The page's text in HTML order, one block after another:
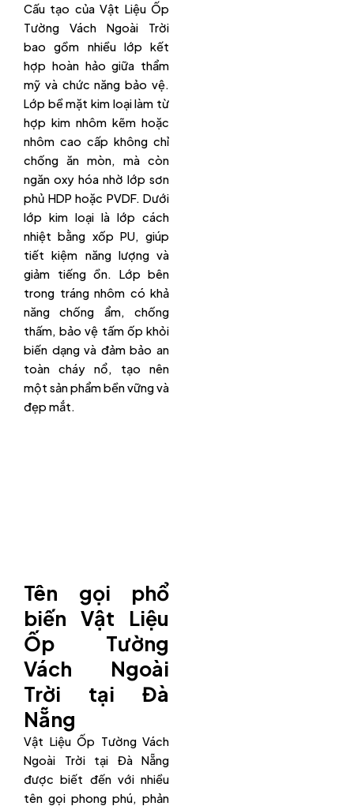
Cấu tạo của Vật Liệu Ốp
Tường Vách Ngoài Trời
bao gồm nhiều lớp kết
hợp hoàn hảo giữa thẩm
mỹ và chức năng bảo vệ.
Lớp bề mặt kim loại làm từ
hợp kim nhôm kẽm hoặc
nhôm cao cấp không chỉ
chống ăn mòn, mà còn
ngăn oxy hóa nhờ lớp sơn
phủ HDP hoặc PVDF. Dưới
lớp kim loại là lớp cách
nhiệt bằng xốp PU, giúp
tiết kiệm năng lượng và
giảm tiếng ồn. Lớp bên
trong tráng nhôm có khả
năng chống ẩm, chống
thấm, bảo vệ tấm ốp khỏi
biến dạng và đảm bảo an
toàn cháy nổ, tạo nên
một sản phẩm bền vững và
đẹp mắt.
Tên gọi phổ
biến Vật Liệu
Ốp Tường
Vách Ngoài
Trời tại Đà
Nẵng
Vật Liệu Ốp Tường Vách
Ngoài Trời tại Đà Nẵng
được biết đến với nhiều
tên gọi phong phú, phản